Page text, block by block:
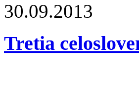
30.09.2013
Tretia